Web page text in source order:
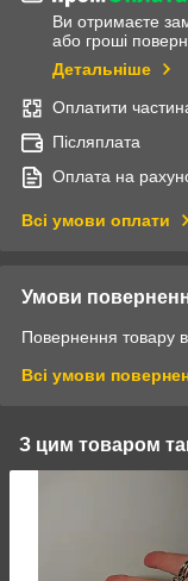
Ви отримаєте
або гроші
Детальніше
Оплатити
Післяплата
Оплата на
Всі умови оплати
Умови
Повернення товару
Всі умови
З цим товаром